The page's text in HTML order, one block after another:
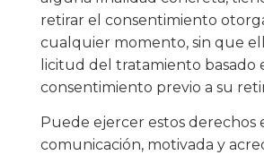
retirar el consentimiento
cualquier momento, sin que
licitud del tratamiento basado
consentimiento previo a su
Puede ejercer estos derechos
comunicación, motivada y